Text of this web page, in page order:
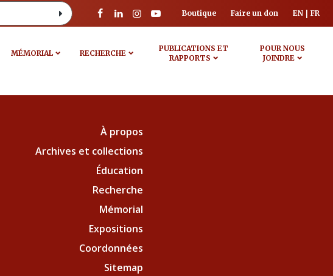
Boutique Faire un don EN FR
MÉMORIAL RECHERCHE
PUBLICATIONS ET
RAPPORTS
POUR NOUS
JOINDRE
À propos
Archives et collections
Éducation
Recherche
Mémorial
Expositions
Coordonnées
Sitemap